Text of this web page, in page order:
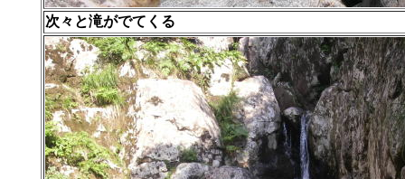
次々と滝がでてくる